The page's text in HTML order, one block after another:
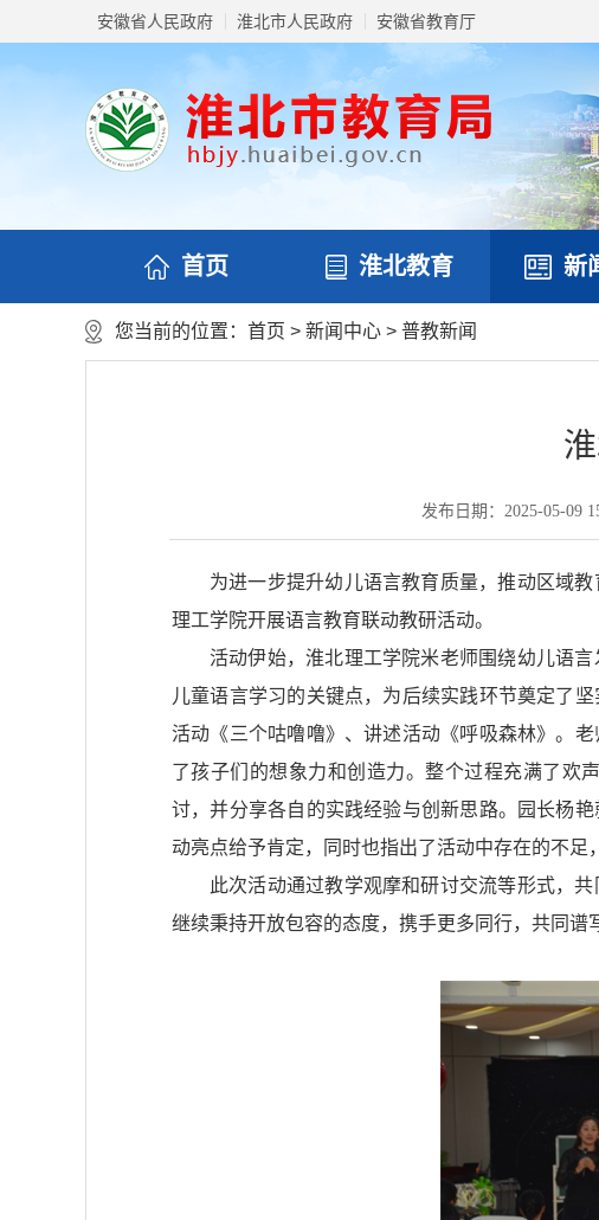
安徽省人民政府 淮北市人民政府 安徽省教育厅
首页 淮北教育 新
您当前的位置： 首页 > 新闻中心 > 普教新闻
发布日期：2025-05-09
为进一步提升幼儿语言教育质量，推动区域
理工学院开展语言教育联动教研活动。
活动伊始，淮北理工学院米老师围绕幼儿语
儿童语言学习的关键点，为后续实践环节奠定了
活动《三个咕噜噜》、讲述活动《呼吸森林》。
了孩子们的想象力和创造力。整个过程充满了欢
讨，并分享各自的实践经验与创新思路。园长杨
动亮点给予肯定，同时也指出了活动中存在的不足
此次活动通过教学观摩和研讨交流等形式，
继续秉持开放包容的态度，携手更多同行，共同谱